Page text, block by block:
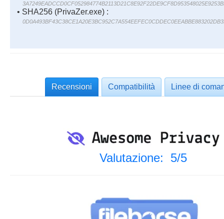
• SHA256 (PrivaZer.exe) :
Recensioni Compatibilità Linee di
Valutazione: 5/5